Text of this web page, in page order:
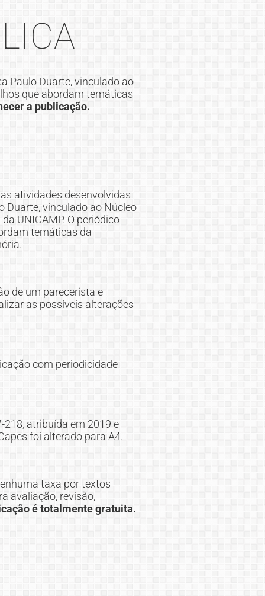
Paulo Duarte, vinculado ao
que abordam temáticas
a publicação.
atividades desenvolvidas
Duarte, vinculado ao Núcleo
UNICAMP. O periódico
temáticas da
de um parecerista e
as possíveis alterações
com periodicidade
atribuída em 2019 e
foi alterado para A4.
taxa por textos
avaliação, revisão,
é totalmente gratuita.